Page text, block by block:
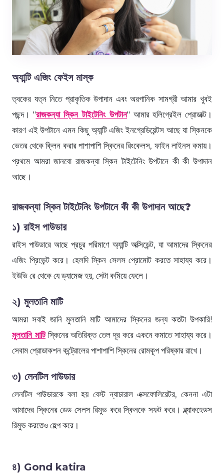
অ্যান্টি এজিং ফেইস মাস্ক
ত্বকের যত্ন নিতে প্রাকৃতিক উপাদান এবং অরগানিক সামগ্রী আমার খুবই
পছন্দ। "রাজকন্যা স্কিন টাইটেনিং উপটান" আমার হলিগ্রেইল প্রোডাক্ট।
কারণ এই উপটানে এমন কিছু অ্যান্টি এজিং ইনগ্রেডিয়েন্টস আছে যা স্কিনকে
ভেতর থেকে ক্লিন করার পাশাপাশি স্কিনের রিংকেলস, ফাইন লাইনস কমায়।
প্রথমে আমরা জানবো রাজকন্যা স্কিন টাইটেনিং উপটানে কী কী উপাদান
আছে।
রাজকন্যা স্কিন টাইটেনিং উপটানে কী কী উপাদান আছে?
১) রাইস পাউডার
রাইস পাউডারে আছে প্রচুর পরিমাণে অ্যান্টি অক্সিডেন্ট, যা আমাদের স্কিনের
এজিং প্রিভেন্ট করে। হেলদি স্কিন সেলস প্রোমোট করতে সাহায্য করে।
ইউভি রে থেকে যে ড্যামেজ হয়, সেটা কমিয়ে ফেলে।
২) মুলতানি মাটি
আমরা সবাই জানি মুলতানি মাটি আমাদের স্কিনের জন্য কতটা উপকারি!
মুলতানি মাটিস্কিনের অতিরিক্ত তেল দূর করে একনে কমাতে সাহায্য করে।
সেবাম প্রোডাকশন কন্ট্রোলের পাশাপাশি স্কিনের রোমকূপ পরিষ্কার রাখে।
৩) লেনটিল পাউডার
লেনটিল পাউডারকে বলা হয় বেস্ট ন্যাচারাল এক্সফোলিয়েটর, কেননা এটা
আমাদের স্কিনের ডেড সেলস রিমুভ করে স্কিনকে সফট করে। ব্ল্যাকহেডস
রিমুভ করতেও হেল্প করে।
৪) Gond katira